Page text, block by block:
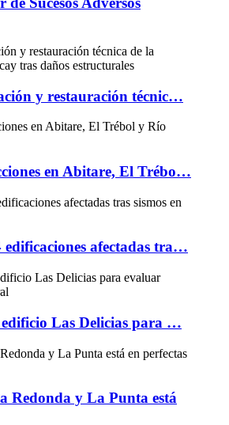
y restauración técnic…
en Abitare, El Trébo…
edificaciones afectadas tra…
Las Delicias para …
Redonda y La Punta está